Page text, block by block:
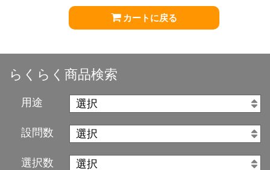
カートに戻る
らくらく商品検索
用途
設問数
選択数